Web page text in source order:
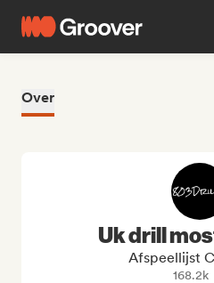
Over
Uk drill
Afspeellijst
168.2k